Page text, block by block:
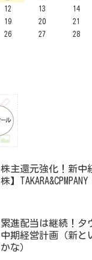
12 13 14
19 20 21
26 27 28
株主還元強化！新中
株】TAKARA&CPMPANY
累進配当は継続！タ
中期経営計画（新と
かな）